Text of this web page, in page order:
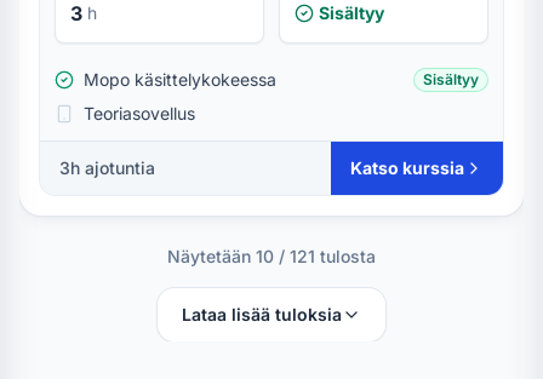
3 h Sisältyy
Mopo käsittelykokeessa Sisältyy
Teoriasovellus
3h ajotuntia Katso kurssia
Näytetään 10 / 121 tulosta
Lataa lisää tuloksia